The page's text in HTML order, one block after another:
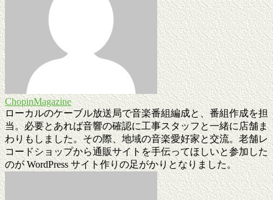
ChopinMagazine
ローカルのケーブル放送局で音楽番組編成と、番組作成を担
当。必要とあれば音響の確認に工事スタッフと一緒に店舗ま
わりもしました。その際、地域の音楽愛好家と交流。老舗レ
コードショップから通販サイトを手伝ってほしいと参加した
のが WordPress サイト作りの足がかりとなりました。